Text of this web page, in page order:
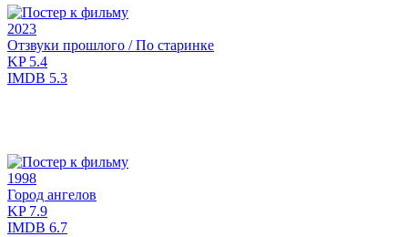
2023
Отзвуки прошлого / По старинке
KP5.4
IMDB 5.3
1998
Город ангелов
KP7.9
IMDB 6.7